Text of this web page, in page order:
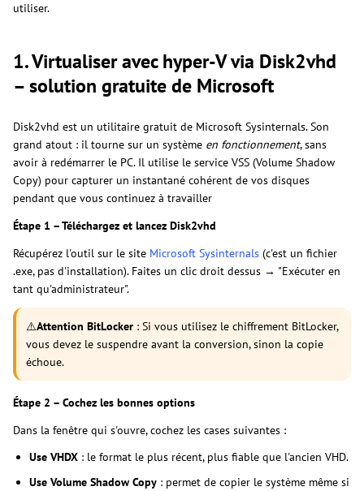
utiliser.
1. Virtualiser avec hyper-V via Disk2vhd
– solution gratuite de Microsoft
Disk2vhd est un utilitaire gratuit de Microsoft Sysinternals. Son
grand atout : il tourne sur un système en fonctionnement, sans
avoir à redémarrer le PC. Il utilise le service VSS (Volume Shadow
Copy) pour capturer un instantané cohérent de vos disques
pendant que vous continuez à travailler
Étape 1 – Téléchargez et lancez Disk2vhd
Récupérez l'outil sur le site Microsoft Sysinternals (c'est un fichier
.exe, pas d'installation). Faites un clic droit dessus → "Exécuter en
tant qu'administrateur".
⚠️Attention BitLocker : Si vous utilisez le chiffrement BitLocker,
vous devez le suspendre avant la conversion, sinon la copie
échoue.
Étape 2 – Cochez les bonnes options
Dans la fenêtre qui s'ouvre, cochez les cases suivantes :
Use VHDX : le format le plus récent, plus fiable que l'ancien VHD.
Use Volume Shadow Copy : permet de copier le système même si